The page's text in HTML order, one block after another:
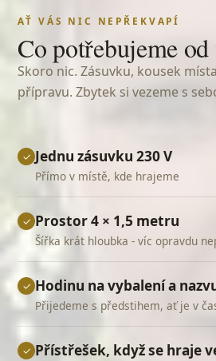
AŤ VÁS NIC NEPŘEKVAPÍ
Co potřebujeme od
Skoro nic. Zásuvku, kousek
přípravu. Zbytek si vezeme s
✓ Jednu zásuvku 230 V
Přímo v místě, kde hrajeme
✓ Prostor 4 × 1,5 metru
Šířka krát hloubka - víc opravdu
✓ Hodinu na vybalení a
Přijedeme s předstihem, ať je v
✓ Přístřešek, když se hraje